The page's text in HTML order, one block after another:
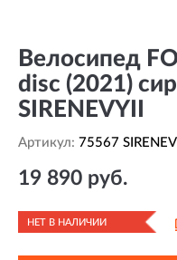
Велосипед
disc (2021)
SIRENEVYII
Артикул: 75567
19 890 руб.
НЕТ В НАЛИЧИИ